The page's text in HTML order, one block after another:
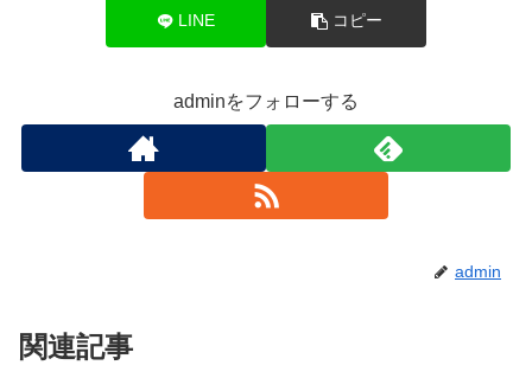
LINE コピー
adminをフォローする
admin
関連記事